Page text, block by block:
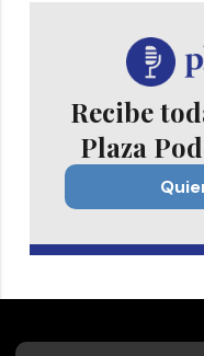
Recibe
Plaza